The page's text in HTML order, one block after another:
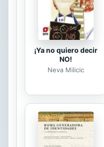
¡Ya no quiero decir
NO!
Neva Milicic